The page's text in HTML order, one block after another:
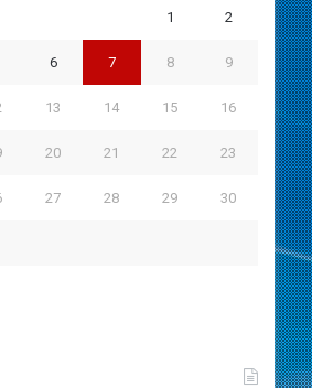
1 2
6 7 8 9
13 14 15 16
20 21 22 23
27 28 29 30